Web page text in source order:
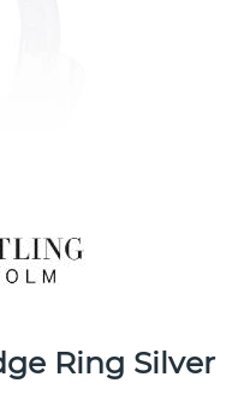
Ring Silver